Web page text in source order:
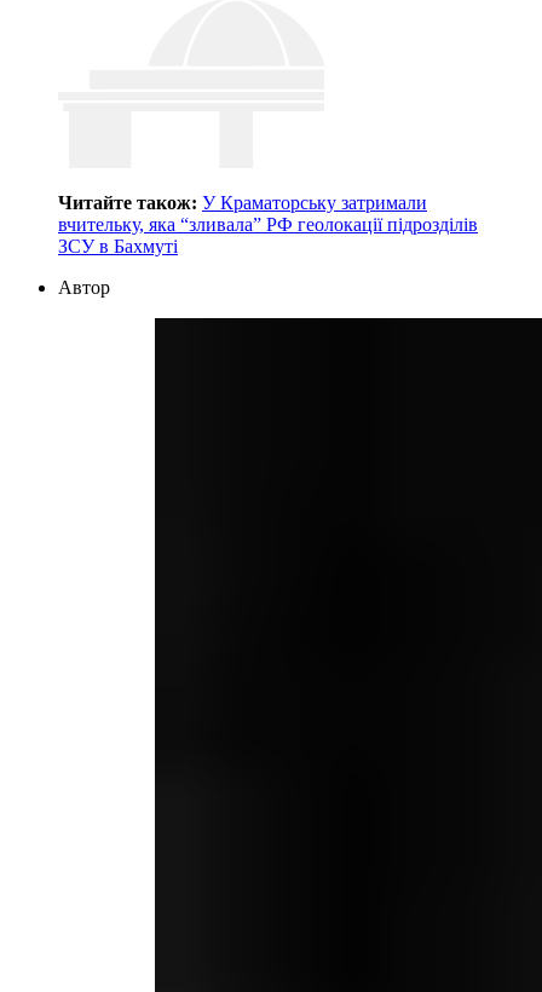
Читайте також: У Краматорську затримали
вчительку, яка “зливала” РФ геолокації підрозділів
ЗСУ в Бахмуті
Автор